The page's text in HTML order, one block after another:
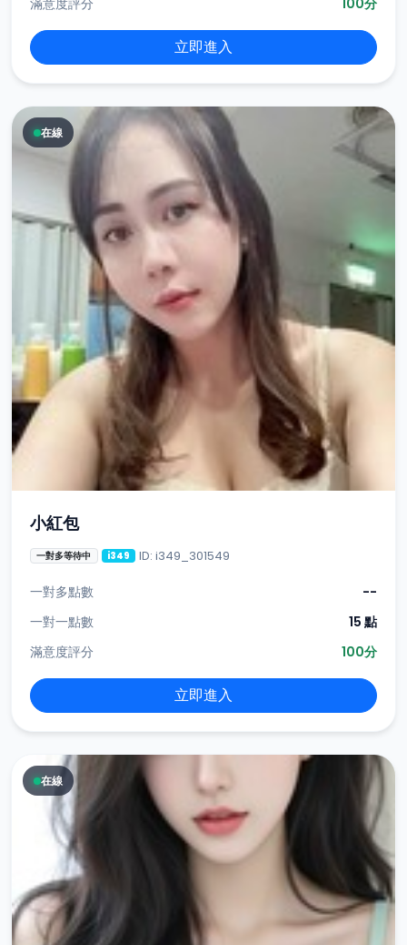
滿意度評分 100分
立即進入
在線
小紅包
一對多等待中 i349 ID: i349_301549
一對多點數
--
一對一點數
15 點
滿意度評分
100分
立即進入
在線